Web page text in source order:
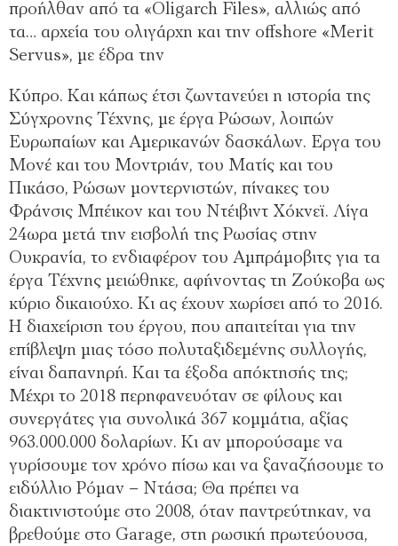
προήλθαν από τα «Oligarch Files», αλλιώς από
τα… αρχεία του ολιγάρχη και την offshore «Merit
Servus», µε έδρα την
Κύπρο. Και κάπως έτσι ζωντανεύει η ιστορία της
Σύγχρονης Τέχνης, µε έργα Ρώσων, λοιπών
Ευρωπαίων και Αµερικανών δασκάλων. Εργα του
Μονέ και του Μοντριάν, του Ματίς και του
Πικάσο, Ρώσων µοντερνιστών, πίνακες του
Φράνσις Μπέικον και του Ντέιβιντ Χόκνεϊ. Λίγα
24ωρα µετά την εισβολή της Ρωσίας στην
Ουκρανία, το ενδιαφέρον του Αµπράµοβιτς για τα
έργα Τέχνης µειώθηκε, αφήνοντας τη Ζούκοβα ως
κύριο δικαιούχο. Κι ας έχουν χωρίσει από το 2016.
Η διαχείριση του έργου, που απαιτείται για την
επίβλεψη µιας τόσο πολυταξιδεµένης συλλογής,
είναι δαπανηρή. Και τα έξοδα απόκτησής της;
Μέχρι το 2018 περηφανευόταν σε φίλους και
συνεργάτες για συνολικά 367 κοµµάτια, αξίας
963.000.000 δολαρίων. Κι αν µπορούσαµε να
γυρίσουµε τον χρόνο πίσω και να ξαναζήσουµε το
ειδύλλιο Ρόµαν – Ντάσα; Θα πρέπει να
διακτινιστούµε στο 2008, όταν παντρεύτηκαν, να
βρεθούµε στο Garage, στη ρωσική πρωτεύουσα,